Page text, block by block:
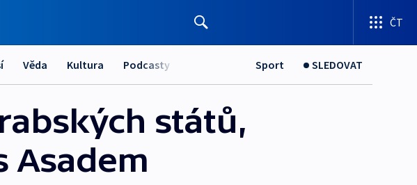
ČT
Věda Kultura Podcasty Sport SLEDOVAT
států,
Asadem